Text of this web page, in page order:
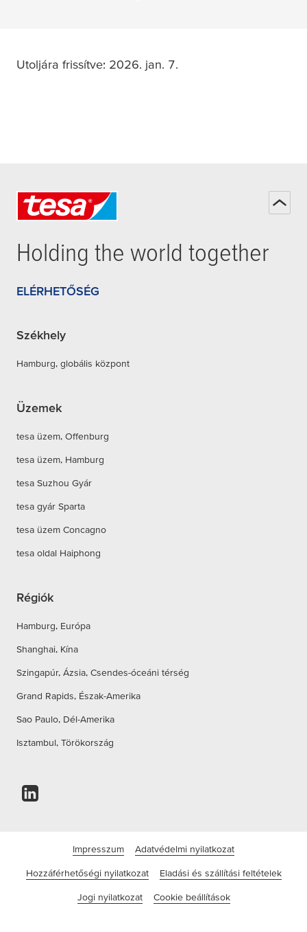
Utoljára frissítve: 2026. jan. 7.
Holding the world together
ELÉRHETŐSÉG
Székhely
Hamburg, globális központ
Üzemek
tesa üzem, Offenburg
tesa üzem, Hamburg
tesa Suzhou Gyár
tesa gyár Sparta
tesa üzem Concagno
tesa oldal Haiphong
Régiók
Hamburg, Európa
Shanghai, Kína
Szingapúr, Ázsia, Csendes-óceáni térség
Grand Rapids, Észak-Amerika
Sao Paulo, Dél-Amerika
Isztambul, Törökország
Impresszum Adatvédelmi nyilatkozat
Hozzáférhetőségi nyilatkozat Eladási és szállítási feltételek
Jogi nyilatkozat Cookie beállítások